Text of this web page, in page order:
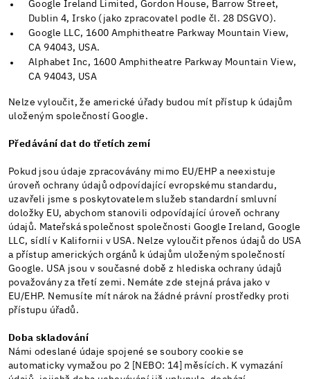
Google Ireland Limited, Gordon House, Barrow Street,
Dublin 4, Irsko (jako zpracovatel podle čl. 28 DSGVO).
Google LLC, 1600 Amphitheatre Parkway Mountain View,
CA 94043, USA.
Alphabet Inc, 1600 Amphitheatre Parkway Mountain View,
CA 94043, USA
Nelze vyloučit, že americké úřady budou mít přístup k údajům
uloženým společností Google.
Předávání dat do třetích zemí
Pokud jsou údaje zpracovávány mimo EU/EHP a neexistuje
úroveň ochrany údajů odpovídající evropskému standardu,
uzavřeli jsme s poskytovatelem služeb standardní smluvní
doložky EU, abychom stanovili odpovídající úroveň ochrany
údajů. Mateřská společnost společnosti Google Ireland, Google
LLC, sídlí v Kalifornii v USA. Nelze vyloučit přenos údajů do USA
a přístup amerických orgánů k údajům uloženým společností
Google. USA jsou v současné době z hlediska ochrany údajů
považovány za třetí zemi. Nemáte zde stejná práva jako v
EU/EHP. Nemusíte mít nárok na žádné právní prostředky proti
přístupu úřadů.
Doba skladování
Námi odeslané údaje spojené se soubory cookie se
automaticky vymažou po 2 [NEBO: 14] měsících. K vymazání